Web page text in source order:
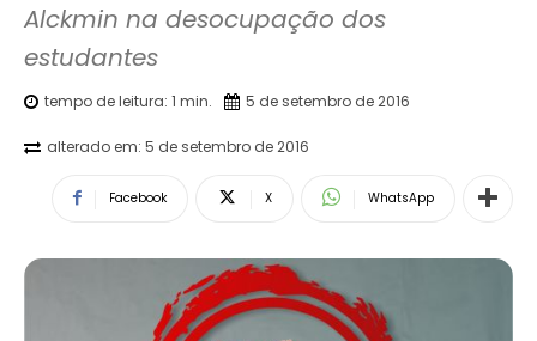
Alckmin na desocupação dos
estudantes
tempo de leitura: 1 min. 5 de setembro de 2016
alterado em: 5 de setembro de 2016
Facebook X WhatsApp